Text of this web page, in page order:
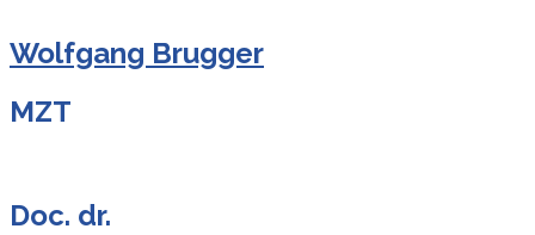
Wolfgang Brugger
MZT
Doc. dr.